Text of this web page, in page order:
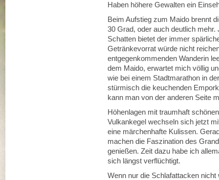
Haben höhere Gewalten ein
Beim Aufstieg zum Maido brennt
30 Grad, oder auch deutlich
Schatten bietet der immer
Getränkevorrat würde nicht
entgegenkommenden Wanderin
dem Maido, erwartet mich völlig
wie bei einem Stadtmarathon in
stürmisch die keuchenden
kann man von der anderen Seite
Höhenlagen mit traumhaft
Vulkankegel wechseln sich jetzt
eine märchenhafte Kulissen.
machen die Faszination des
genießen. Zeit dazu habe ich
sich längst verflüchtigt.
Wenn nur die Schlafattacken